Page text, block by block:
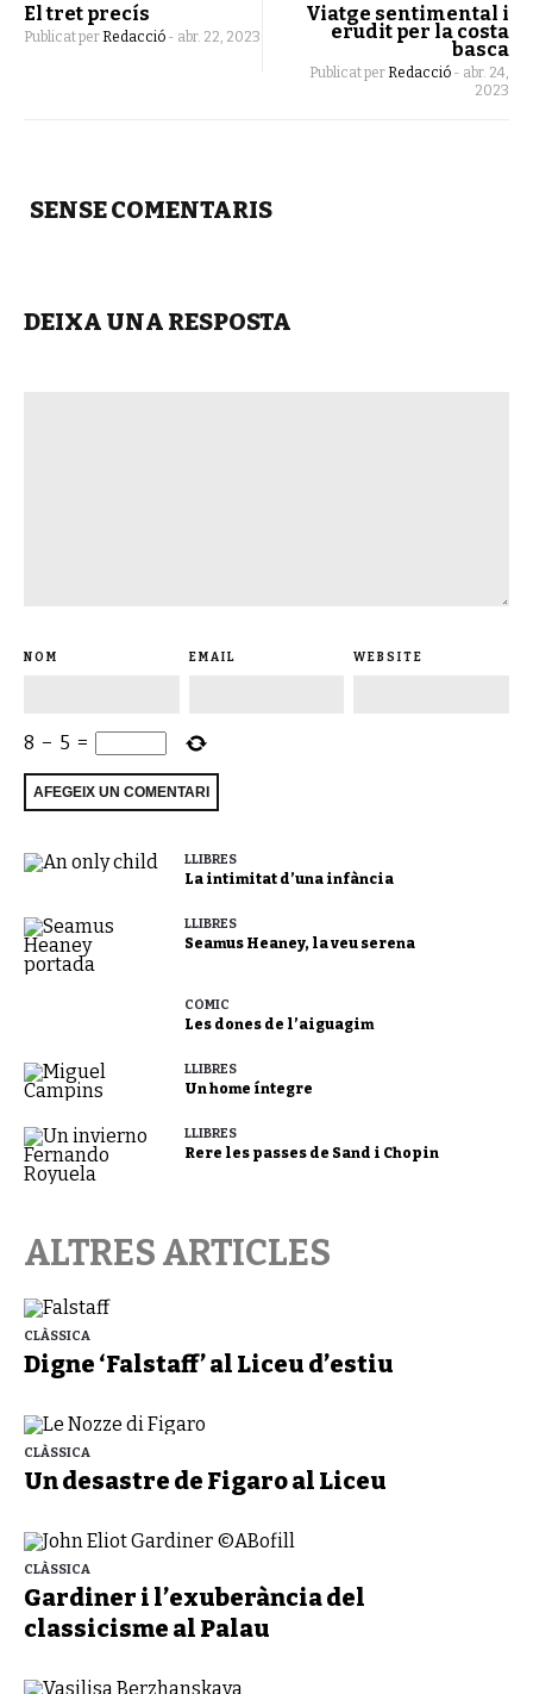
El tret precís
Publicat per Redacció - abr. 22, 2023
Viatge sentimental i
erudit per la costa
basca
Publicat per Redacció - abr. 24,
2023
SENSE COMENTARIS
DEIXA UNA RESPOSTA
NOM EMAIL WEBSITE
8 − 5 =
LLIBRES
La intimitat d’una infància
LLIBRES
Seamus Heaney, la veu serena
CÒMIC
Les dones de l’aiguagim
LLIBRES
Un home íntegre
LLIBRES
Rere les passes de Sand i Chopin
ALTRES ARTICLES
CLÀSSICA
Digne ‘Falstaff’ al Liceu d’estiu
CLÀSSICA
Un desastre de Figaro al Liceu
CLÀSSICA
Gardiner i l’exuberància del
classicisme al Palau